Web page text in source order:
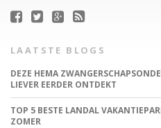
LAATSTE BLOGS
DEZE HEMA
LIEVER EERDER ONTDEKT
TOP 5 BESTE LANDAL
ZOMER